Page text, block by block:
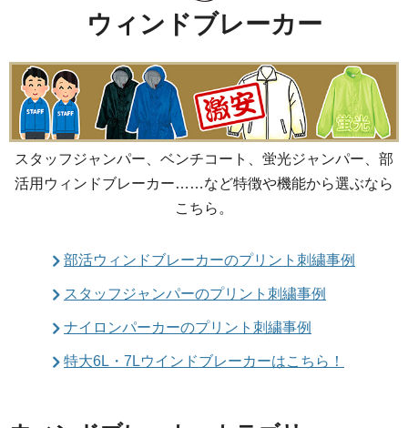
ウィンドブレーカー
スタッフジャンパー、ベンチコート、蛍光ジャンパー、部
活用ウィンドブレーカー……など特徴や機能から選ぶなら
こちら。
部活ウィンドブレーカーのプリント刺繍事例
スタッフジャンパーのプリント刺繍事例
ナイロンパーカーのプリント刺繍事例
特大6L・7Lウインドブレーカーはこちら！